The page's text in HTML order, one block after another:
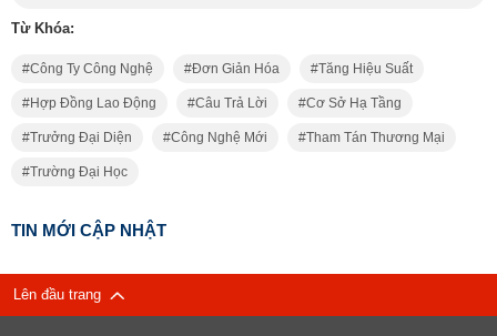
Từ Khóa:
Công Ty Công Nghệ Đơn Giản Hóa Tăng Hiệu Suất
Hợp Đồng Lao Động Câu Trả Lời Cơ Sở Hạ Tầng
Trưởng Đại Diện Công Nghệ Mới Tham Tán Thương Mại
Trường Đại Học
TIN MỚI CẬP NHẬT
Lên đầu trang